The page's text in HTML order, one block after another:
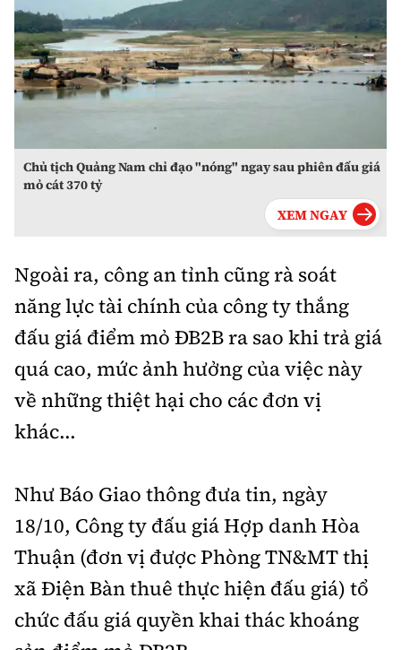
0901 514 799
0915 057 282
Email:bandoc@baoxaydung.vn
Cấm sao chép dưới mọi hình thức nếu không có sự
chấp thuận bằng văn bản.
Chủ tịch Quảng Nam chỉ đạo "nóng" ngay sau phiên đấu giá
mỏ cát 370 tỷ
Ngoài ra, công an tỉnh cũng rà soát
năng lực tài chính của công ty thắng
đấu giá điểm mỏ ĐB2B ra sao khi trả giá
quá cao, mức ảnh hưởng của việc này
về những thiệt hại cho các đơn vị
khác...
Như Báo Giao thông đưa tin, ngày
18/10, Công ty đấu giá Hợp danh Hòa
Thuận (đơn vị được Phòng TN&MT thị
xã Điện Bàn thuê thực hiện đấu giá) tổ
chức đấu giá quyền khai thác khoáng